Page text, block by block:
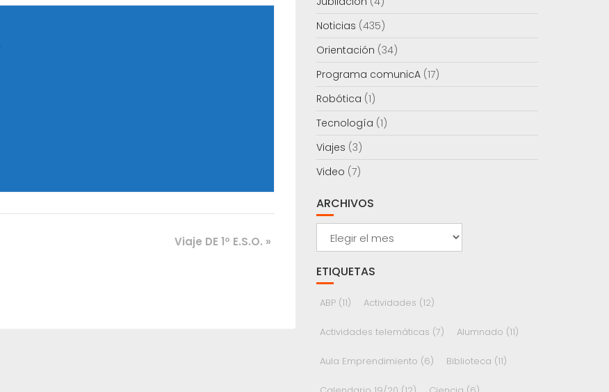
Viaje DE 1º E.S.O. »
Noticias (435)
Orientación (34)
Programa comunicA(17)
Robótica (1)
Tecnología (1)
Viajes (3)
Video (7)
ARCHIVOS
Archivos
ETIQUETAS
ABP(11) Actividades (12)
Actividades telemáticas (7) Alumnado (11)
Aula Emprendimiento (6) Biblioteca (11)